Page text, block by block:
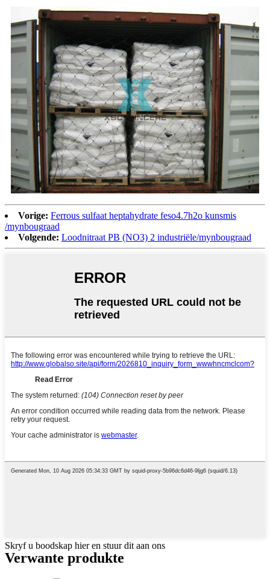
Vorige: Ferrous sulfaat heptahydrate feso4.7h2o kunsmis
/mynbougraad
Volgende: Loodnitraat PB (NO3) 2 industriële/mynbougraad
Skryf u boodskap hier en stuur dit aan ons
Verwante produkte